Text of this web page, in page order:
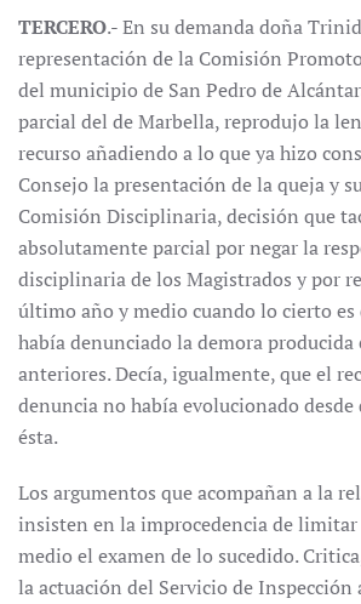
TERCERO.- En su demanda doña
representación de la Comisión
del municipio de San Pedro de
parcial del de Marbella, reprodujo la
recurso añadiendo a lo que ya hizo
Consejo la presentación de la queja y
Comisión Disciplinaria, decisión que
absolutamente parcial por negar la
disciplinaria de los Magistrados y por
último año y medio cuando lo cierto es
había denunciado la demora producida
anteriores. Decía, igualmente, que el
denuncia no había evolucionado desde
ésta.
Los argumentos que acompañan a la
insisten en la improcedencia de
medio el examen de lo sucedido.
la actuación del Servicio de Inspección